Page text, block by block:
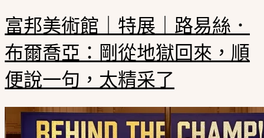
富邦美術館｜特展｜路易絲．
布爾喬亞：剛從地獄回來，順
便說一句，太精采了